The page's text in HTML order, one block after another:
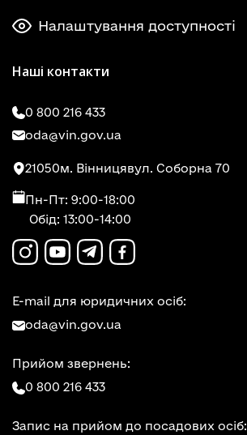
Налаштування доступності
Наші контакти
0 800 216 433
oda@vin.gov.ua
21050м. Вінницявул. Соборна 70
Пн-Пт: 9:00-18:00
Обід: 13:00-14:00
E-mail для юридичних осіб:
oda@vin.gov.ua
Прийом звернень:
0 800 216 433
Запис на прийом до посадових осіб: